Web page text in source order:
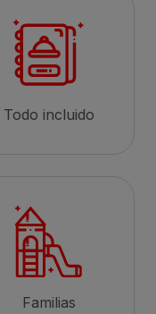
Todo incluido
Familias